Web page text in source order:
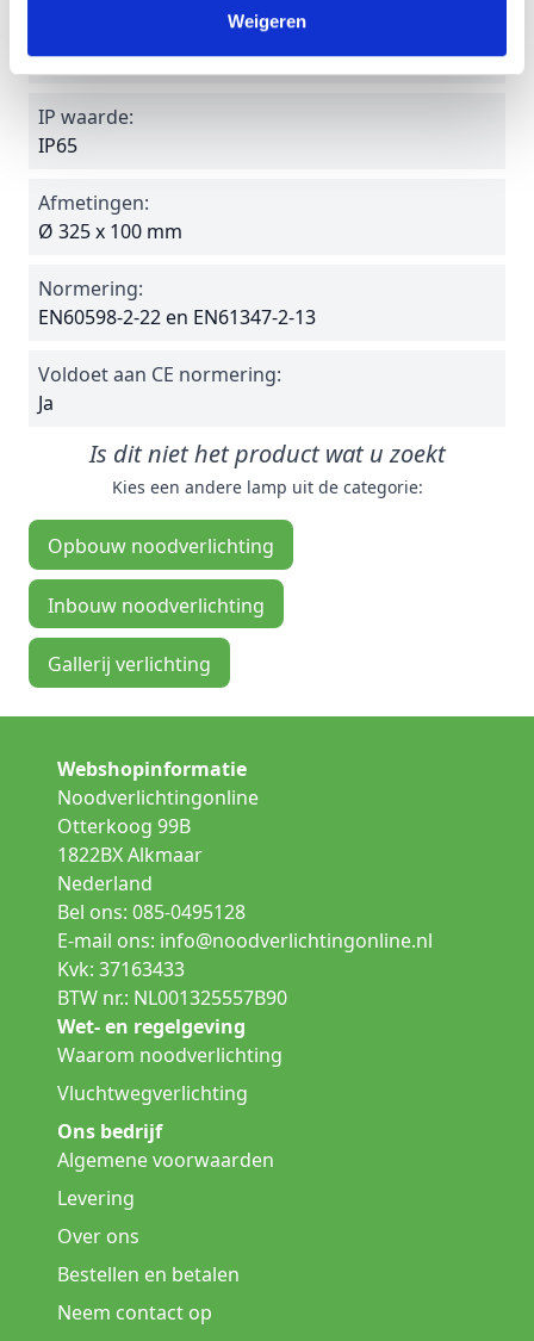
Weigeren
0°C tot +40°C
IP waarde:
IP65
Afmetingen:
Ø 325 x 100 mm
Normering:
EN60598-2-22 en EN61347-2-13
Voldoet aan CE normering:
Ja
Is dit niet het product wat u zoekt
Kies een andere lamp uit de categorie:
Opbouw noodverlichting
Inbouw noodverlichting
Gallerij verlichting
Webshopinformatie
Noodverlichtingonline
Otterkoog 99B
1822BX Alkmaar
Nederland
Bel ons: 085-0495128
E-mail ons: info@noodverlichtingonline.nl
Kvk: 37163433
BTW nr.: NL001325557B90
Wet- en regelgeving
Waarom noodverlichting
Vluchtwegverlichting
Ons bedrijf
Algemene voorwaarden
Levering
Over ons
Bestellen en betalen
Neem contact op